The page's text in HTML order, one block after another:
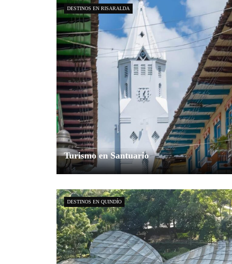
Turismo en Santuario
Explorador Andino junio 16, 2024
DESTINOS EN RISARALDA
DESTINOS EN QUINDÍO